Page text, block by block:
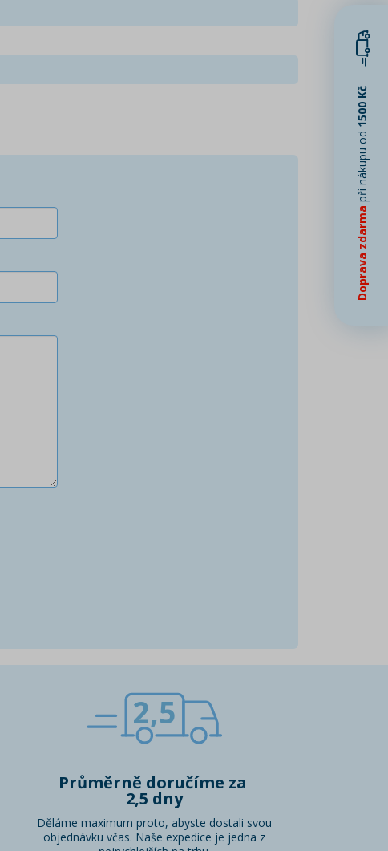
2,5
Průměrně doručíme za
2,5 dny
Děláme maximum proto, abyste dostali svou
objednávku včas. Naše expedice je jedna z
Doprava zdarma
při nákupu od
1500 Kč